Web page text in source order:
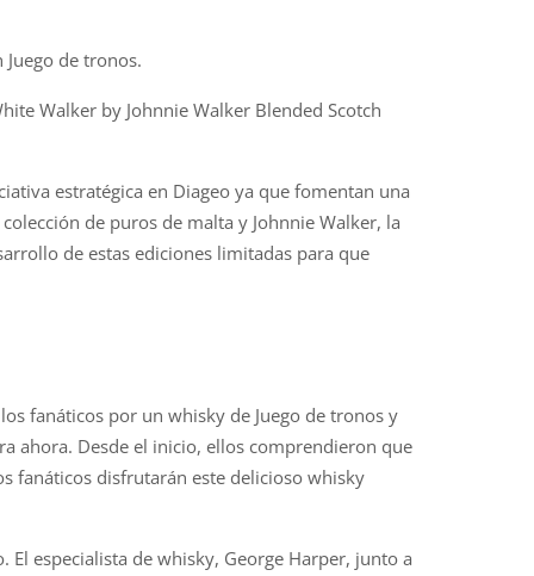
de tronos.
Walker by Johnnie Walker Blended Scotch
estratégica en Diageo ya que fomentan una
de puros de malta y Johnnie Walker, la
de estas ediciones limitadas para que
fanáticos por un whisky de Juego de tronos y
ahora. Desde el inicio, ellos comprendieron que
fanáticos disfrutarán este delicioso whisky
especialista de whisky, George Harper, junto a